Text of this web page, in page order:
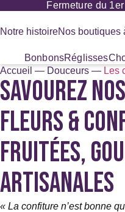
Fermeture du
Notre histoireNos boutiques
BonbonsRéglisses
Accueil — Douceurs — Les
SAVOUREZ
FLEURS &
FRUITÉES,
ARTISANALES
« La confiture n’est bonne
Panneau de gestion des